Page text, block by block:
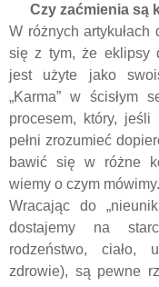
Czy zaćmienia są
W różnych
się z tym, że eklipsy
jest użyte jako
„Karma” w ścisłym
procesem, który,
pełni zrozumieć
bawić się w różne
wiemy o czym mówimy.
Wracając do
dostajemy na
rodzeństwo, ciało,
zdrowie), są pewne